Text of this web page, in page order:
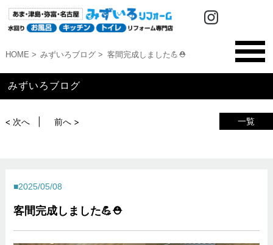
HOME みずいろブログ 客間完成しました💪⛑️
みずいろブログ
一覧
< 次へ 前へ >
2025/05/08
客間完成しました💪⛑️